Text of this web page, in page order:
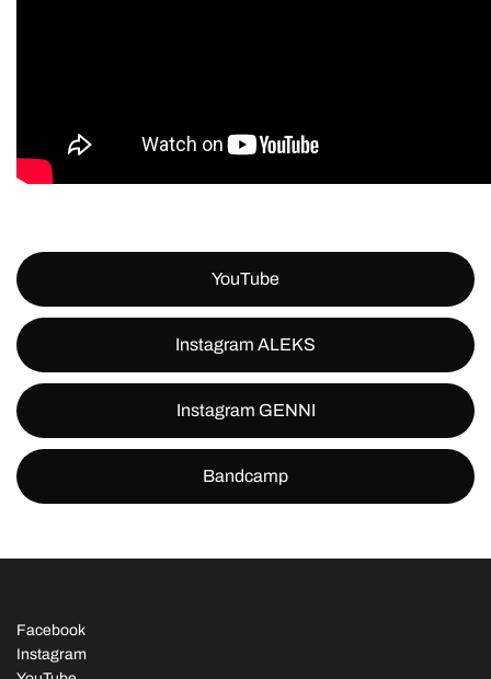
YouTube
Instagram ALEKS
Instagram GENNI
Bandcamp
Facebook
Instagram